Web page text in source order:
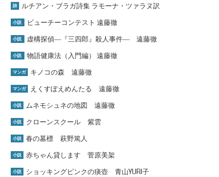
詩 ルチアン・ブラガ詩集 ラモーナ・ツァラヌ訳
小説 ビューチーコンテスト 遠藤徹
小説 虚構探偵―『三四郎』殺人事件― 遠藤徹
小説 物語健康法（入門編） 遠藤徹
マンガ キノコの森 遠藤徹
マンガ えくすぽえめんたる 遠藤徹
小説 ムネモシュネの地図 遠藤徹
小説 クローンスクール 紫雲
小説 春の墓標 萩野篤人
小説 赤ちゃん貸します 菅原美架
小説 ショッキングピンクの痰壺 青山YURI子